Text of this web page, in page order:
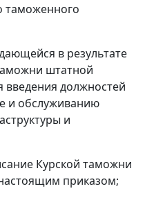
таможенного
в результате
штатной
введения должностей
и обслуживанию
и
Курской таможни
приказом;